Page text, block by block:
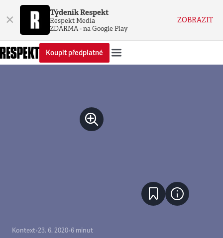
× Týdeník Respekt
Respekt Media
ZDARMA - na Google Play
ZOBRAZIT
Koupit předplatné
Kontext•23. 6. 2020•6 minut